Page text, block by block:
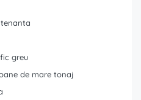
greu
de mare tonaj